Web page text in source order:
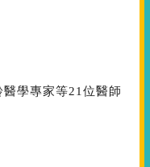
學專家等21位醫師